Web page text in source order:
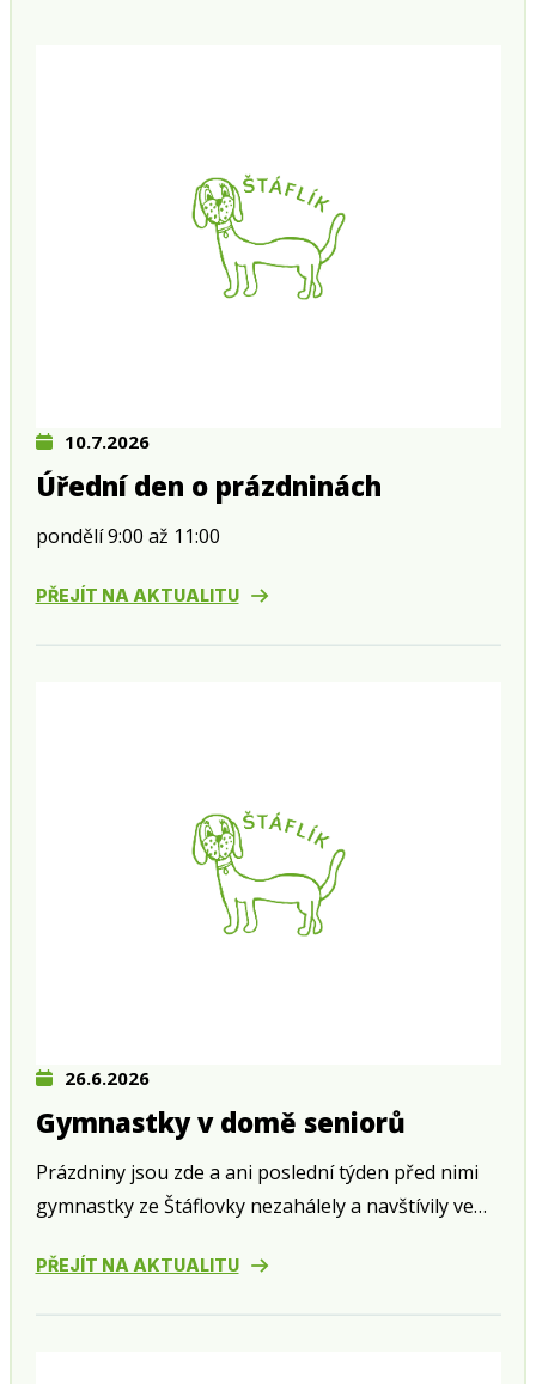
10.7.2026
Úřední den o prázdninách
pondělí 9:00 až 11:00
PŘEJÍT NA AKTUALITU
26.6.2026
Gymnastky v domě seniorů
Prázdniny jsou zde a ani poslední týden před nimi
gymnastky ze Štáflovky nezahálely a navštívily ve
v Husově ulici.
PŘEJÍT NA AKTUALITU